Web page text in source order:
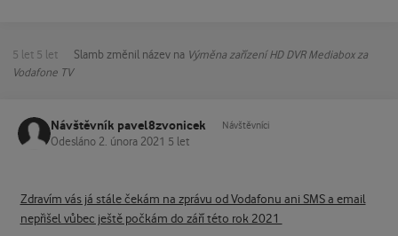
5 let 5 let Slamb změnil název na Výměna zařízení HD DVR Mediabox za
Vodafone TV
Návštěvník pavel8zvonicek Návštěvníci
Odesláno 2. února 2021 5 let
Zdravím vás já stále čekám na zprávu od Vodafonu ani SMS a email
nepřišel vůbec ještě počkám do září této rok 2021